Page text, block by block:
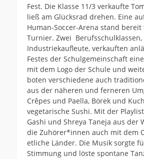
Fest. Die Klasse 11/3 verkaufte
ließ am Glücksrad drehen. Eine
Human-Soccer-Arena stand
Turnier. Zwei Berufsschulklassen,
Industriekaufleute, verkauften
Festes der Schulgemeinschaft
mit dem Logo der Schule und
boten verschiedene auch
aus der näheren und ferneren
Crêpes und Paella, Börek und
vegetarische Sushi. Mit der
Gashi und Shreya Taneja aus der
die Zuhörer*innen auch mit dem
etliche Länder. Die Musik sorgte
Stimmung und löste spontane